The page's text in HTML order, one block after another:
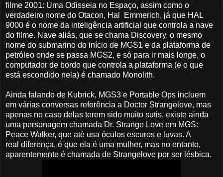
filme 2001: Uma Odisseia no Espaço, assim como o
verdadeiro nome do Otacon, Hal Emmerich, já que HAL
9000 é o nome da inteligência artificial que controla a nave
do filme. Nave aliás, que se chama Discovery, o mesmo
nome do submarino do início de MGS1 e da plataforma de
petróleo onde se passa MGS2, e só para ir mais longe, o
computador de bordo que controla a plataforma (e o que
está escondido nela) é chamado Monolith.
Ainda falando de Kubrick, MGS3 e Portable Ops incluem
em várias conversas referência a Doctor Strangelove, mas
apenas no caso delas terem sido muito sutis, existe ainda
uma personagem chamada Dr. Strange Love em MGS:
Peace Walker, que até usa óculos escuros e luvas. A
real diferença, é que ela é uma mulher, mas no entanto,
aparentemente é chamada de Strangelove por ser lésbica.